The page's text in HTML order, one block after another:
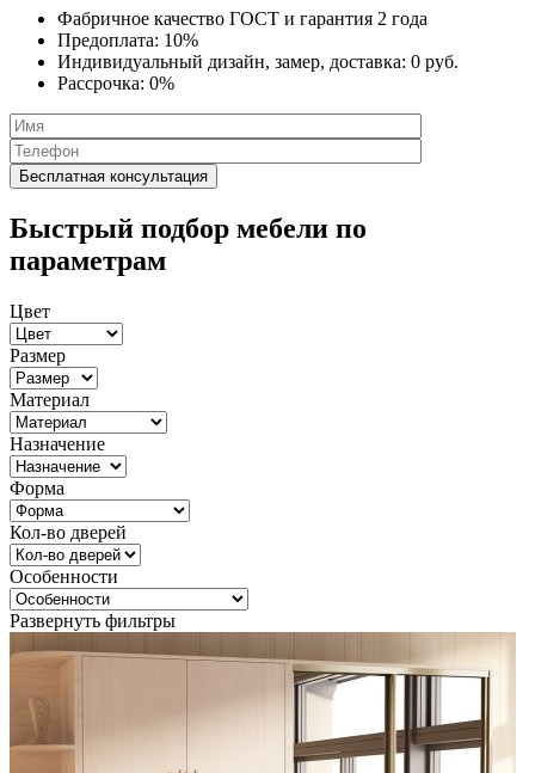
Фабричное качество ГОСТ и гарантия 2 года
Предоплата: 10%
Индивидуальный дизайн, замер, доставка: 0 руб.
Рассрочка: 0%
Быстрый подбор мебели по
параметрам
Цвет
Размер
Материал
Назначение
Форма
Кол-во дверей
Особенности
Развернуть фильтры